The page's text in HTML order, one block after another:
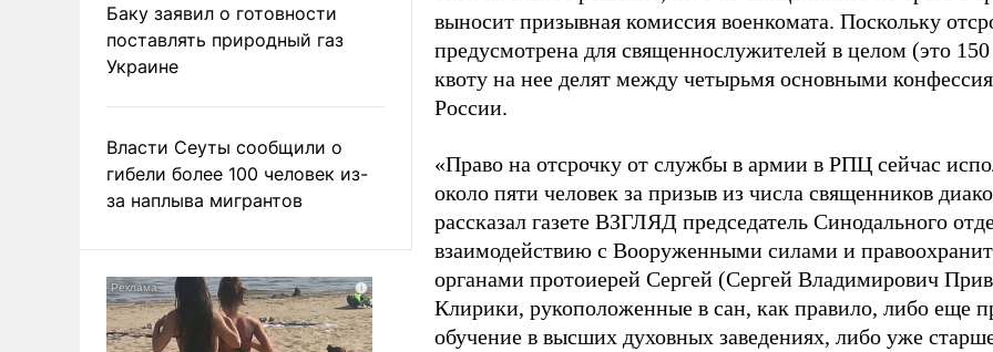
Баку заявил о готовности
поставлять природный газ
Украине
Власти Сеуты сообщили о
гибели более 100 человек из-
за наплыва мигрантов
выносит призывная комиссия военкомата. Поскольку
предусмотрена для священнослужителей в целом (это 150
квоту на нее делят между четырьмя основными
России.
«Право на отсрочку от службы в армии в РПЦ сейчас
около пяти человек за призыв из числа священников
рассказал газете ВЗГЛЯД председатель Синодального
взаимодействию с Вооруженными силами и
органами протоиерей Сергей (Сергей Владимирович
Клирики, рукоположенные в сан, как правило, либо еще
обучение в высших духовных заведениях, либо уже